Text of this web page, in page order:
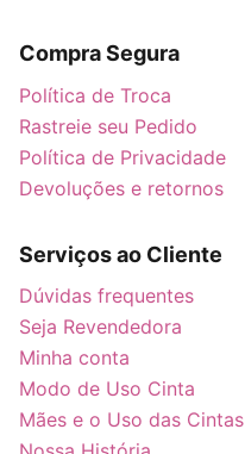
Compra Segura
Política de Troca
Rastreie seu Pedido
Política de Privacidade
Devoluções e retornos
Serviços ao Cliente
Dúvidas frequentes
Seja Revendedora
Minha conta
Modo de Uso Cinta
Mães e o Uso das Cintas